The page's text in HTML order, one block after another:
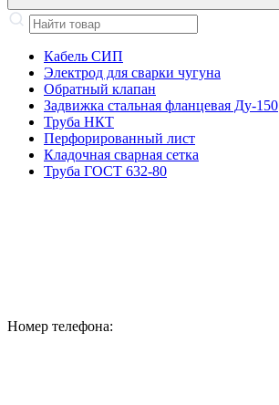
Кабель СИП
Электрод для сварки чугуна
Обратный клапан
Задвижка стальная фланцевая Ду-150
Труба НКТ
Перфорированный лист
Кладочная сварная сетка
Труба ГОСТ 632-80
Номер телефона: